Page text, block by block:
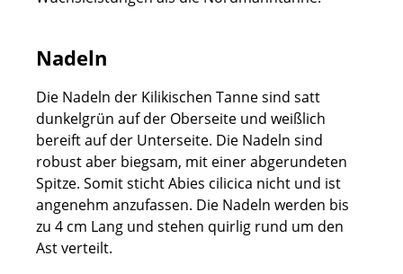
Nadeln
Die Nadeln der Kilikischen Tanne sind satt
dunkelgrün auf der Oberseite und weißlich
bereift auf der Unterseite. Die Nadeln sind
robust aber biegsam, mit einer abgerundeten
Spitze. Somit sticht Abies cilicica nicht und ist
angenehm anzufassen. Die Nadeln werden bis
zu 4 cm Lang und stehen quirlig rund um den
Ast verteilt.